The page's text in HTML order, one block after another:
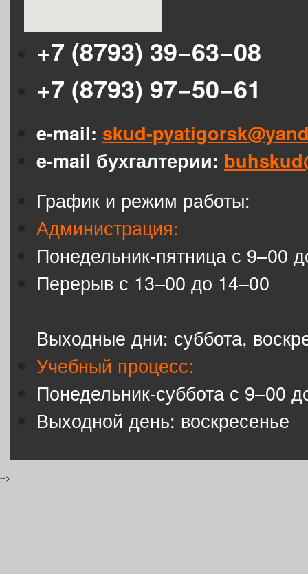
+7 (8793) 39−63−08
+7 (8793) 97−50−61
e-mail: skud-
e-mail бухгалтерии:
График и режим работы:
Администрация:
Понедельник-пятница с 9–00
Перерыв с 13–00 до 14–00
Выходные дни: суббота,
Учебный процесс:
Понедельник-суббота с 9–00
Выходной день: воскресенье
-->